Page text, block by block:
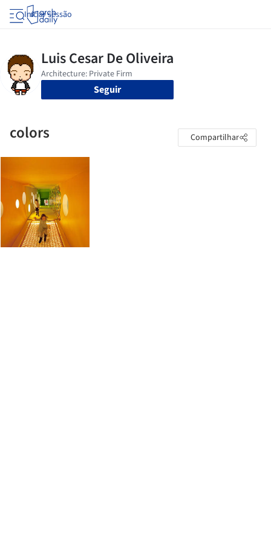
Iniciar sessão
Seguir
colors Compartilhar